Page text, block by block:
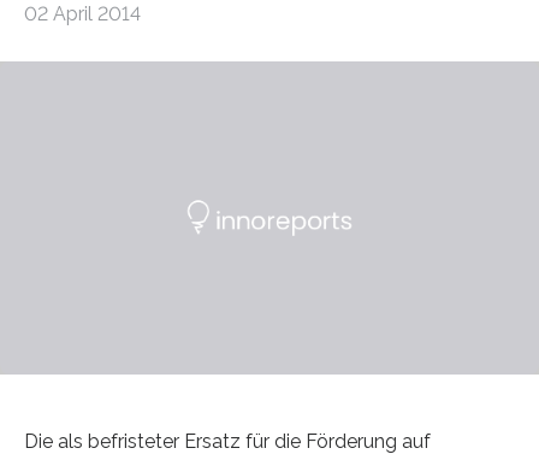
02 April 2014
Die als befristeter Ersatz für die Förderung auf